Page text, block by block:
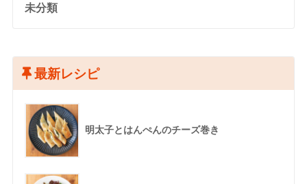
未分類
最新レシピ
明太子とはんぺんのチーズ巻き